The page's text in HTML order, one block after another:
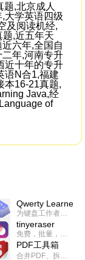
,北京成人
大学英语四级
及阅读机经,
,近五年天
六年,全国自
年,河南专升
近十年的专升
语N合1,福建
本16-21真题,
Java,经
of
Qwerty Learner
为键盘工作者设计的单词与肌肉记忆锻炼软件
tinyeraser
PDF工具箱
合并PDF、拆分PDF、旋转PDF、裁剪PDF、转换PDF、加密PDF、解密PDF、PDF加水印等多种PDF处理功能